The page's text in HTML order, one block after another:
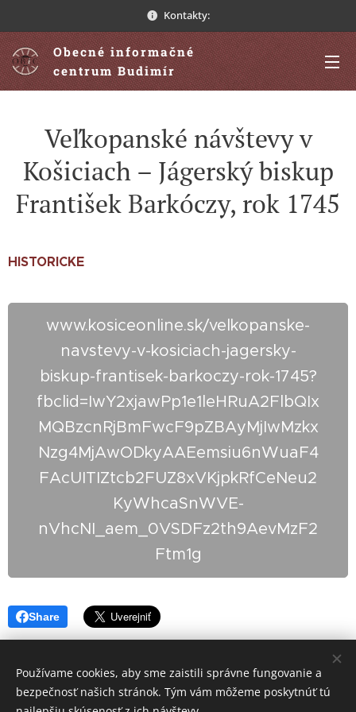
Kontakty:
Obecné informačné
centrum Budimír
Veľkopanské návštevy v
Košiciach – Jágerský biskup
František Barkóczy, rok 1745
HISTORICKE
www.kosiceonline.sk/velkopanske-
navstevy-v-kosiciach-jagersky-
biskup-frantisek-barkoczy-rok-1745?
fbclid=IwY2xjawPp1e1leHRuA2FlbQIx
MQBzcnRjBmFwcF9pZBAyMjIwMzkx
Nzg4MjAwODkyAAEemsiu6nWuaF4
FAcUITIZtcb2FUZ8xVKjpkRfCeNeu2
KyWhcaSnWVE-
nVhcNI_aem_0VSDFz2th9AevMzF2
Ftm1g
Share
© 2026
Používame cookies, aby sme zaistili správne fungovanie a
bezpečnosť našich stránok. Tým vám môžeme poskytnúť tú